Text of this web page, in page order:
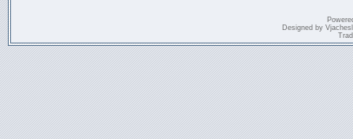
Designed by